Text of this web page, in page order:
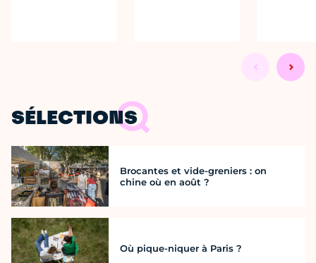
SÉLECTIONS
Brocantes et vide-greniers : on
chine où en août ?
Où pique-niquer à Paris ?